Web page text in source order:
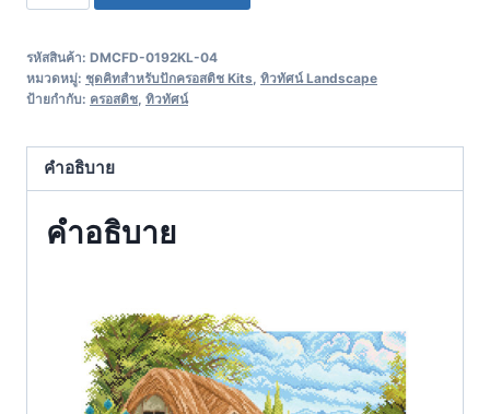
รหัสสินค้า: DMCFD-0192KL-04
หมวดหมู่: ชุดคิทสำหรับปักครอสติช Kits ทิวทัศน์ Landscape
ป้ายกำกับ: ครอสติช ทิวทัศน์
คำอธิบาย
คำอธิบาย